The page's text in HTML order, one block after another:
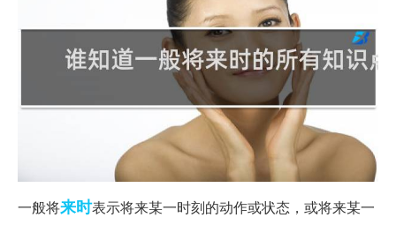
一般将来时表示将来某一时刻的动作或状态，或将来某一